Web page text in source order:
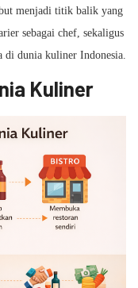
menjadi titik balik yang
sebagai chef, sekaligus
di dunia kuliner Indonesia.
Kuliner